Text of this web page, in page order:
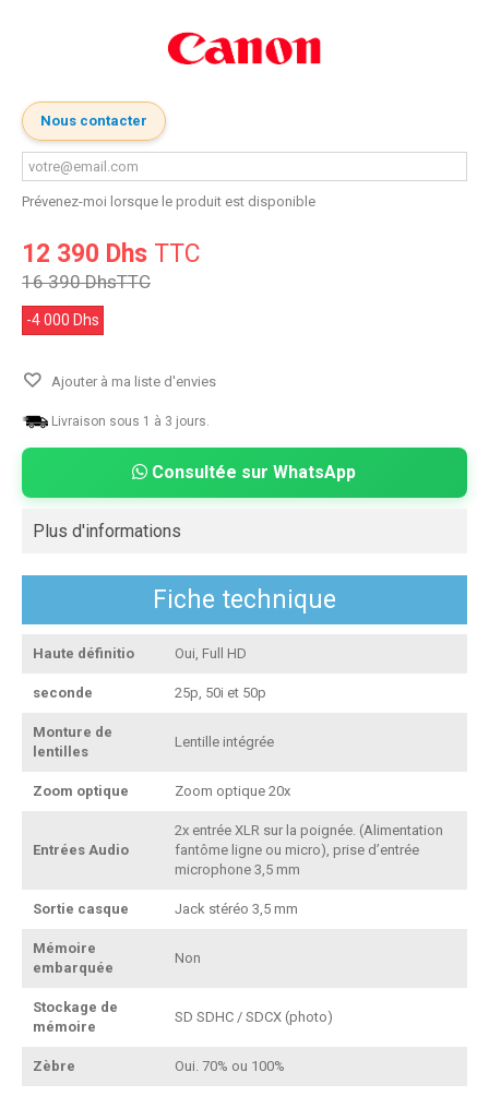
Nous contacter
Prévenez-moi lorsque le produit est disponible
12 390 Dhs TTC
16 390 DhsTTC
-4 000 Dhs
Ajouter à ma liste d'envies
Livraison sous 1 à 3 jours.
Consultée sur WhatsApp
Plus d'informations
Fiche technique
Haute définitio Oui, Full HD
seconde 25p, 50i et 50p
Monture de
lentilles
Lentille intégrée
Zoom optique Zoom optique 20x
Entrées Audio
2x entrée XLR sur la poignée. (Alimentation
fantôme ligne ou micro), prise d’entrée
microphone 3,5 mm
Sortie casque Jack stéréo 3,5 mm
Mémoire
embarquée
Non
Stockage de
mémoire
SD SDHC / SDCX (photo)
Zèbre Oui. 70% ou 100%